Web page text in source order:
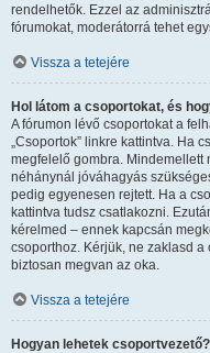
rendelhetők. Ezzel az
fórumokat, moderátorrá tehet
Vissza a tetejére
Hol látom a csoportokat, és
A fórumon lévő csoportokat a
„Csoportok” linkre kattintva. Ha
megfelelő gombra. Mindemellett
néhánynál jóváhagyás
pedig egyenesen rejtett. Ha a
kattintva tudsz csatlakozni.
kérelmed – ennek kapcsán
csoporthoz. Kérjük, ne zaklasd
biztosan megvan az oka.
Vissza a tetejére
Hogyan lehetek csoportvezető?